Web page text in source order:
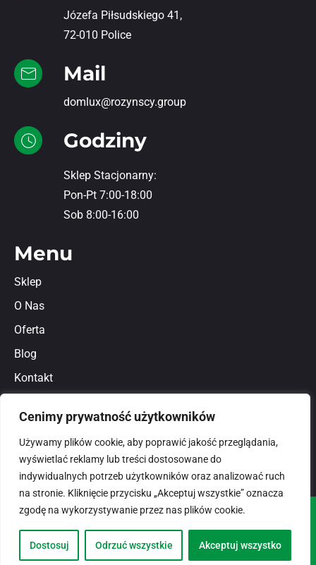
Cenimy prywatność użytkowników
Używamy plików cookie, aby poprawić jakość przeglądania,
wyświetlać reklamy lub treści dostosowane do
indywidualnych potrzeb użytkowników oraz analizować ruch
na stronie. Kliknięcie przycisku „Akceptuj wszystkie” oznacza
zgodę na wykorzystywanie przez nas plików cookie.
Dostosuj Odrzuć wszystkie Akceptuj wszystko
Józefa Piłsudskiego 41,
72-010 Police
Mail
domlux@rozynscy.group
Godziny
Sklep Stacjonarny:
Pon-Pt 7:00-18:00
Sob 8:00-16:00
Menu
Sklep
O Nas
Oferta
Blog
Kontakt
Polityka prywatności
© 2026domlux.plZaprojektowany przez:
Dotspice.com Sp. z o.o.